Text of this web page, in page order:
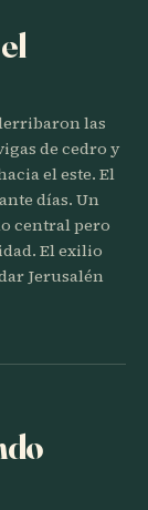
las
de cedro y
el este. El
días. Un
central pero
El exilio
Jerusalén